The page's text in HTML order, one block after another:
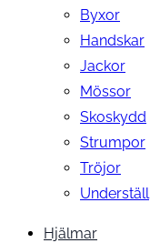
Byxor
Handskar
Jackor
Mössor
Skoskydd
Strumpor
Tröjor
Underställ
Hjälmar